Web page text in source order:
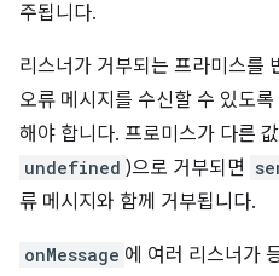
주됩니다.
리스너가 거부되는 프라미스를
오류 메시지를 수신할 수 있도록
해야 합니다. 프로미스가 다른
undefined )으로 거부되면
류 메시지와 함께 거부됩니다.
onMessage 에 여러 리스너가